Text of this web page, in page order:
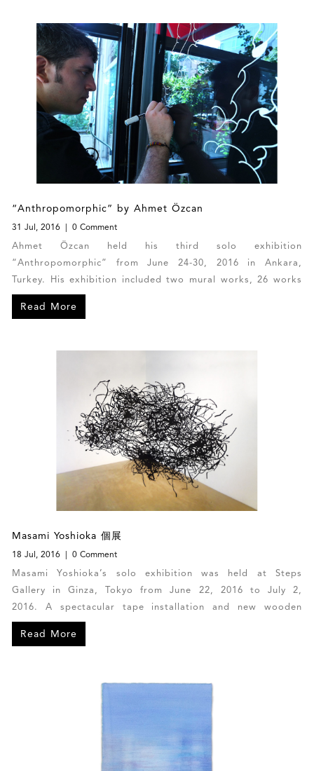
“Anthropomorphic” by Ahmet Özcan
31 Jul, 2016 0 Comment
Ahmet Özcan held his third solo exhibition
“Anthropomorphic” from June 24-30, 2016 in Ankara,
Turkey. His exhibition included two mural works, 26 works
and a sketchbook, which were expressed through his
Read More
Masami Yoshioka 個展
18 Jul, 2016 0 Comment
Masami Yoshioka’s solo exhibition was held at Steps
Gallery in Ginza, Tokyo from June 22, 2016 to July 2,
2016. A spectacular tape installation and new wooden
panel works from his Secret Memory series were
Read More